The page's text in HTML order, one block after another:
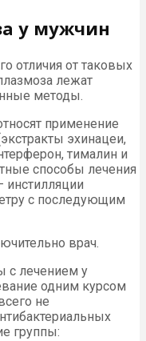
у мужчин
отличия от таковых
лежат
методы.
применение
эхинацеи,
тималин и
способы лечения
инстилляции
с последующим
врач.
с лечением у
одним курсом
не
группы: